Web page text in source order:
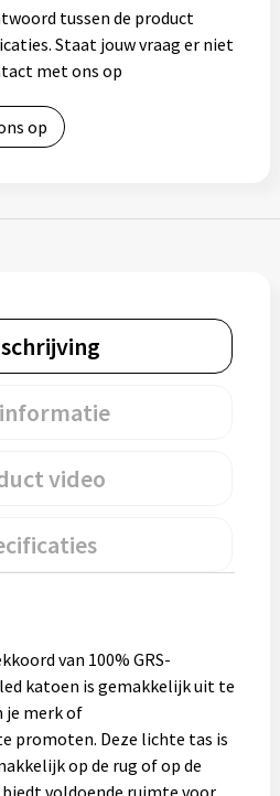
tussen de product
Staat jouw vraag er niet
met ons op
op
video
van 100% GRS-
katoen is gemakkelijk uit te
je merk of
promoten. Deze lichte tas is
op de rug of op de
voldoende ruimte voor